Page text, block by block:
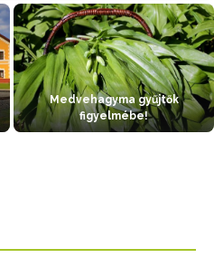
Medvehagyma gyűjtők
figyelmébe!